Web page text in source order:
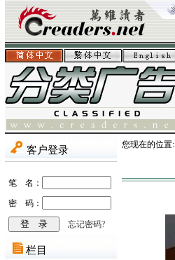
您现在的位置: